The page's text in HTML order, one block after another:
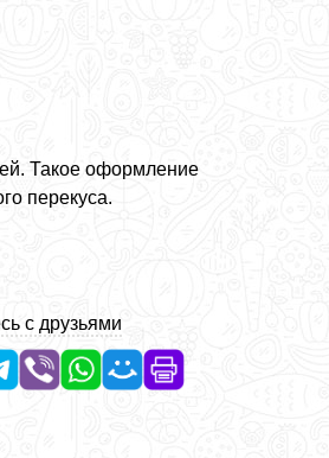
Такое оформление
перекуса.
с друзьями